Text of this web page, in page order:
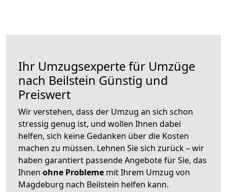
Ihr Umzugsexperte für Umzüge
nach Beilstein Günstig und
Preiswert
Wir verstehen, dass der Umzug an sich schon
stressig genug ist, und wollen Ihnen dabei
helfen, sich keine Gedanken über die Kosten
machen zu müssen. Lehnen Sie sich zurück – wir
haben garantiert passende Angebote für Sie, das
Ihnen ohne Probleme mit Ihrem Umzug von
Magdeburg nach Beilstein helfen kann.